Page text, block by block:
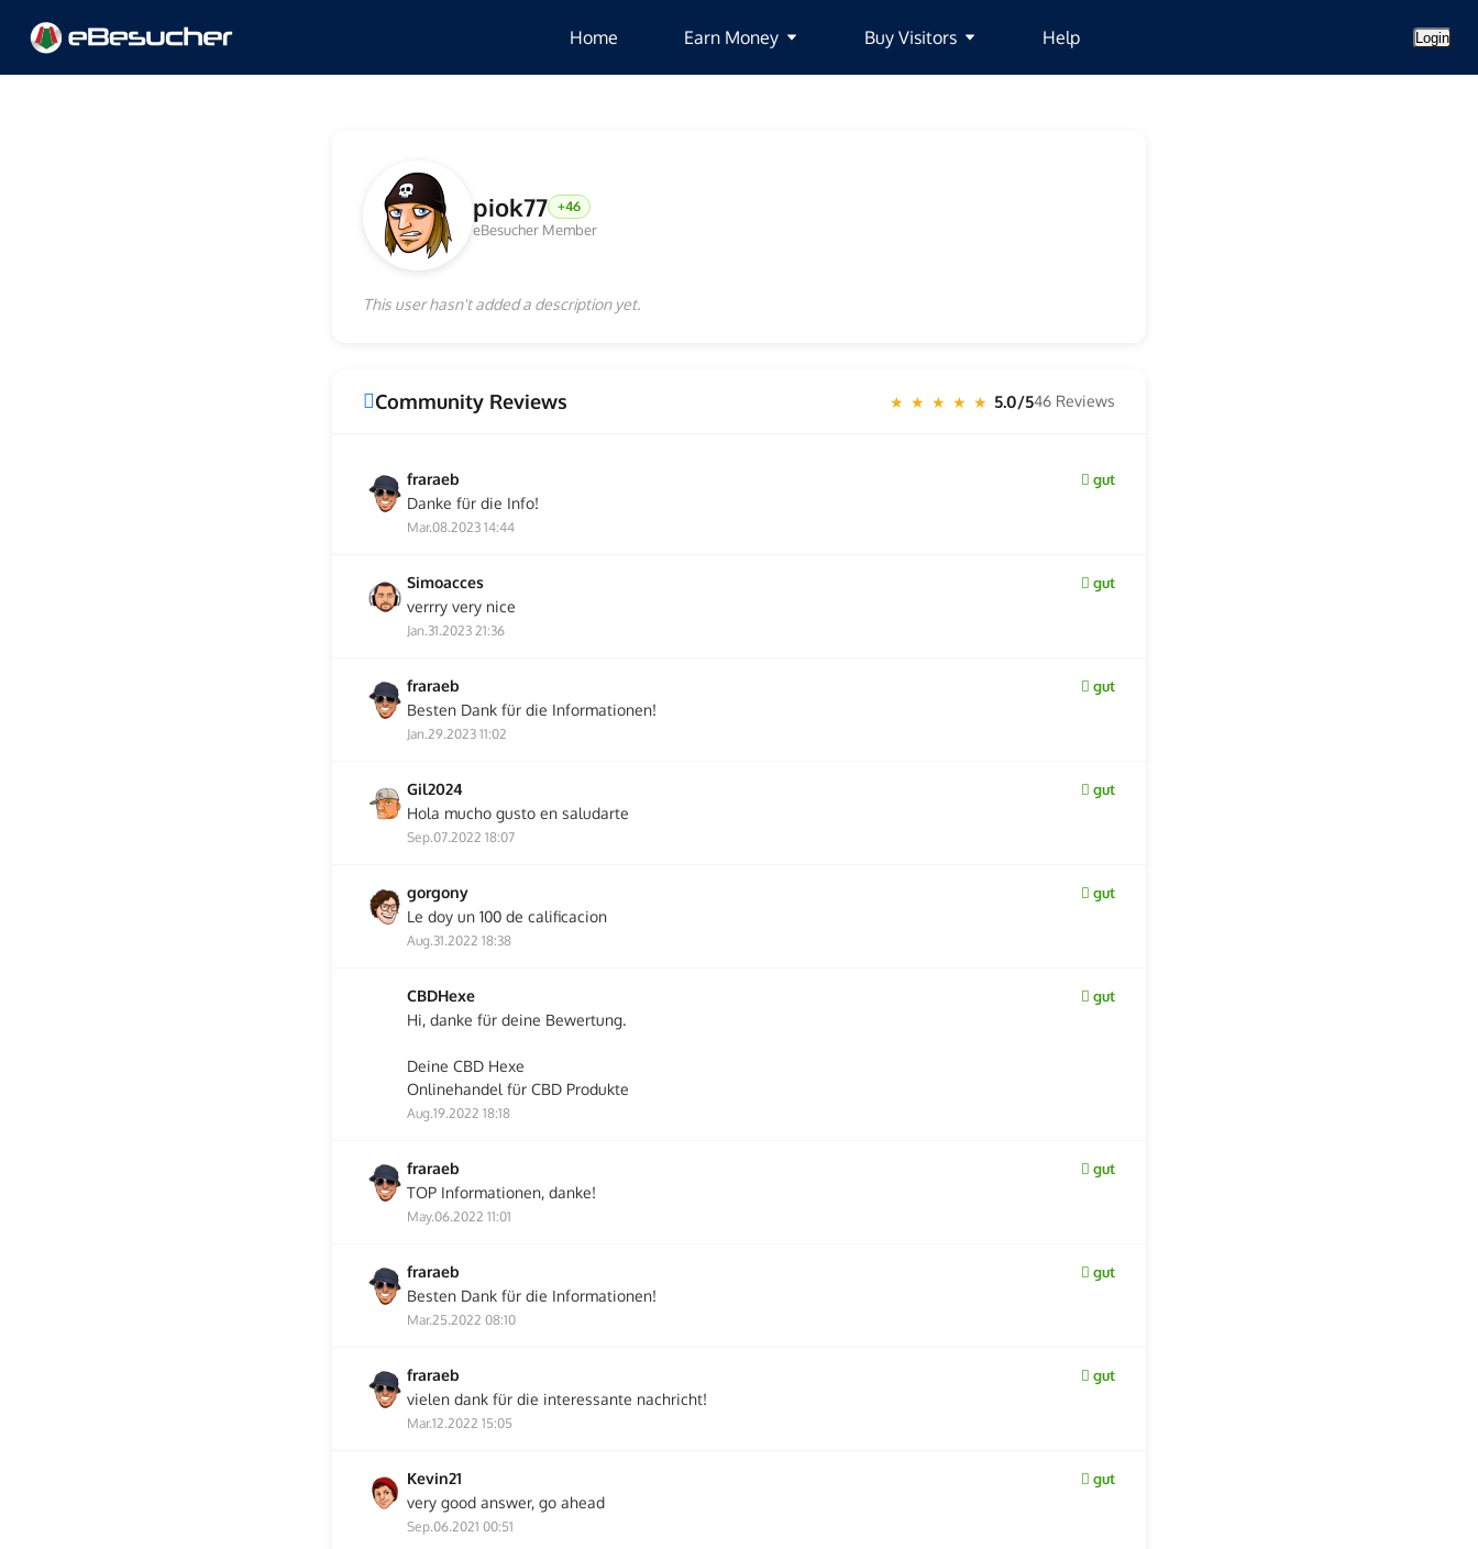
Home Earn Money Buy Visitors Help Login
piok77 +46
eBesucher Member
This user hasn't added a description yet.
Community Reviews ★ ★ ★ ★ ★ 5.0/546 Reviews
fraraeb gut
Danke für die Info!
Mar.08.2023 14:44
Simoacces gut
verrry very nice
Jan.31.2023 21:36
fraraeb gut
Besten Dank für die Informationen!
Jan.29.2023 11:02
Gil2024 gut
Hola mucho gusto en saludarte
Sep.07.2022 18:07
gorgony gut
Le doy un 100 de calificacion
Aug.31.2022 18:38
CBDHexe gut
Hi, danke für deine Bewertung.
Deine CBD Hexe
Onlinehandel für CBD Produkte
Aug.19.2022 18:18
fraraeb gut
TOP Informationen, danke!
May.06.2022 11:01
fraraeb gut
Besten Dank für die Informationen!
Mar.25.2022 08:10
fraraeb gut
vielen dank für die interessante nachricht!
Mar.12.2022 15:05
Kevin21 gut
very good answer, go ahead
Sep.06.2021 00:51